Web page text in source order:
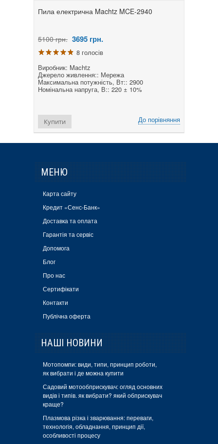
Пила електрична Machtz MCE-2940
5100 грн. 3695 грн.
8 голосів
Виробник: Machtz
Джерело живлення:: Мережа
Максимальна потужність, Вт:: 2900
Номінальна напруга, В:: 220 ± 10%
До порівняння
Купити
МЕНЮ
Карта сайту
Кредит «Сенс-Банк»
Доставка та оплата
Гарантія та сервіс
Допомога
Блог
Про нас
Сертифікати
Контакти
Публічна оферта
НАШІ НОВИНИ
Мотопомпи: види, типи, принцип роботи,
як вибрати і де можна купити
Садовий мотообприскувач: огляд основних
видів і типів. як вибрати? який обприскувач
краще?
Плазмова різка і зварювання: переваги,
технологія, обладнання, принцип дії,
особливості процесу